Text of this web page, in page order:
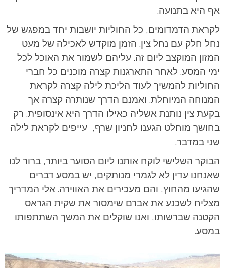
אף היא בתנועה.
לקראת הדמדומים, כל החוליות יושבות יחד במפגש של
נחל חלק עם נחל צין. הזמן מוקדש לאכילה של מעט
המזון המוקצב ליום זה. עליהם לשמור את האוכל לכל
ימי המסע. לאחר התארגנות קצרה מוכנים כל חברי
החוליות להמשיך לעוד הליכת לילה קצרה לקראת
המנוחה המיוחלת. ואמנם הדרך שנותרה קצרה אך
בקעת צין נותנת אשליה כאילו הדרך היא אינסופית. רק
בחושך מוחלט הגענו לחניון שרף, עייפים לקראת לילה
שני במדבר.
הבוקר השלישי לוקח אותנו ליום הסוער ביותר, ברור לנו
שאנחנו עדין לא לגמרי מנותקים, יש במסע דברים
שהגיעו מהחוץ, והם מעכירים את האווירה. אלי המדריך
מצליח לשכנע את אברם שימסור את שקית הגראס
הקטנה שברשותו, ואנו שוקלים את המשך השתתפותו
במסע.